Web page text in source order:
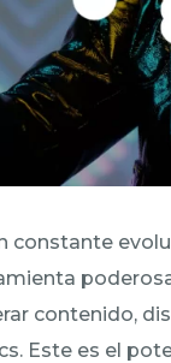
constante
contenido,
Este es el